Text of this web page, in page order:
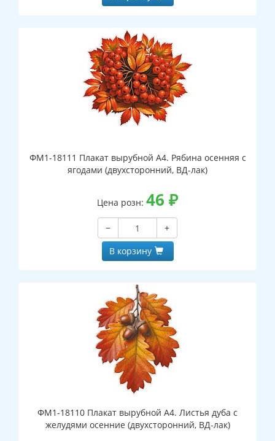
ФМ1-18111 Плакат вырубной А4. Рябина осенняя с
ягодами (двухсторонний, ВД-лак)
Цена розн: 46 ₽
−
+
В корзину
ФМ1-18110 Плакат вырубной А4. Листья дуба с
желудями осенние (двухсторонний, ВД-лак)